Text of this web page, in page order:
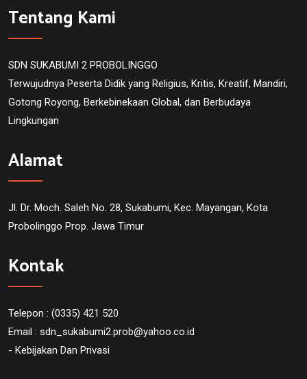
Tentang Kami
SDN SUKABUMI 2 PROBOLINGGO
Terwujudnya Peserta Didik yang Religius, Kritis, Kreatif, Mandiri,
Gotong Royong, Berkebinekaan Global, dan Berbudaya
Lingkungan
Alamat
Jl. Dr. Moch. Saleh No. 28, Sukabumi, Kec. Mayangan, Kota
Probolinggo Prop. Jawa Timur
Kontak
Telepon : (0335) 421 520
Email : sdn_sukabumi2.prob@yahoo.co.id
- Kebijakan Dan Privasi